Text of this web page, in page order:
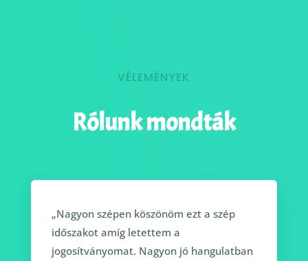
VÉLEMÉNYEK
Rólunk mondták
„Nagyon szépen köszönöm ezt a szép
időszakot amíg letettem a
jogosítványomat. Nagyon jó hangulatban